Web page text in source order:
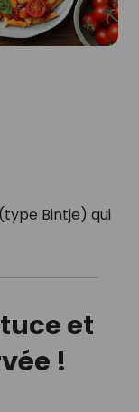
Bintje) qui
et
!